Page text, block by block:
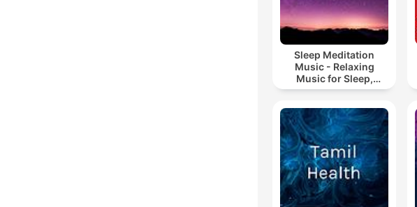
Sleep Meditation
Music - Relaxing
Music for Sleep,
Meditation &